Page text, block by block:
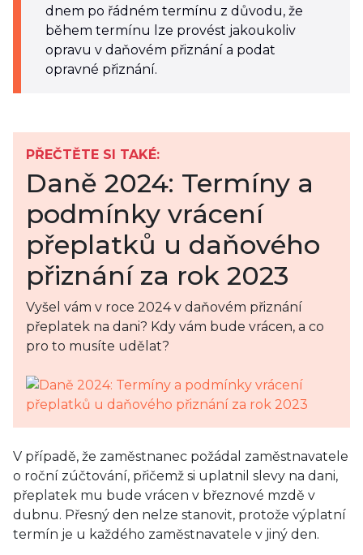
dnem po řádném termínu z důvodu, že
během termínu lze provést jakoukoliv
opravu v daňovém přiznání a podat
opravné přiznání.
PŘEČTĚTE SI TAKÉ:
Daně 2024: Termíny a
podmínky vrácení
přeplatků u daňového
přiznání za rok 2023
Vyšel vám v roce 2024 v daňovém přiznání
přeplatek na dani? Kdy vám bude vrácen, a co
pro to musíte udělat?
V případě, že zaměstnanec požádal zaměstnavatele
o roční zúčtování, přičemž si uplatnil slevy na dani,
přeplatek mu bude vrácen v březnové mzdě v
dubnu. Přesný den nelze stanovit, protože výplatní
termín je u každého zaměstnavatele v jiný den.